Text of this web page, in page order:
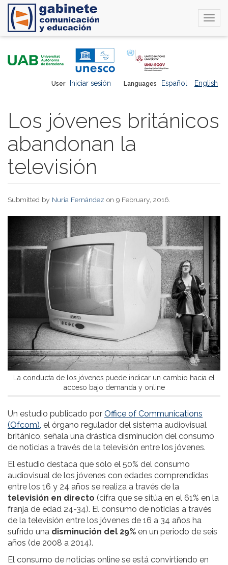
Languages Español English
User Iniciar sesión
Los jóvenes británicos
abandonan la
televisión
Submitted by Nuria Fernández on 9 February, 2016.
La conducta de los jóvenes puede indicar un cambio hacia el
acceso bajo demanda y online
Un estudio publicado por Office of Communications
(Ofcom), el órgano regulador del sistema audiovisual
británico, señala una drástica disminución del consumo
de noticias a través de la televisión entre los jóvenes.
El estudio destaca que solo el 50% del consumo
audiovisual de los jóvenes con edades comprendidas
entre los 16 y 24 años se realiza a través de la
televisión en directo (cifra que se sitúa en el 61% en la
franja de edad 24-34). El consumo de noticias a través
de la televisión entre los jóvenes de 16 a 34 años ha
sufrido una disminución del 29% en un periodo de seis
años (de 2008 a 2014).
El consumo de noticias online se está convirtiendo en